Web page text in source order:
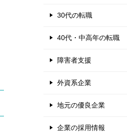
30代の転職
40代・中高年の転職
障害者支援
外資系企業
地元の優良企業
企業の採用情報